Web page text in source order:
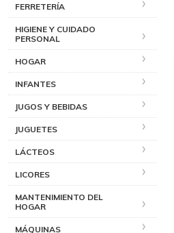
FERRETERÍA
HIGIENE Y CUIDADO
PERSONAL
HOGAR
INFANTES
JUGOS Y BEBIDAS
JUGUETES
LÁCTEOS
LICORES
MANTENIMIENTO DEL
HOGAR
MÁQUINAS